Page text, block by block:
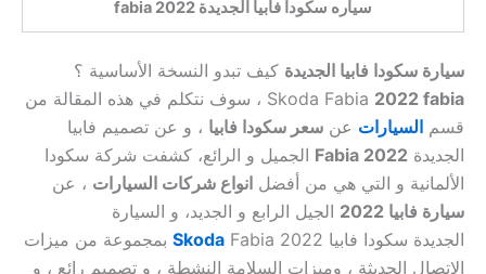
سياره سكودا فابيا الجديدة 2022 fabia
سيارة سكودا فابيا الجديدة كيف تبدو النسخة الأساسية ؟
Skoda Fabia 2022 fabia ، سوف نتكلم في هذه المقالة من
قسم السيارات عن سعر سكودا فابيا ، و عن تصميم فابيا
الجديدة Fabia 2022 الجميل و الرائع، كشفت شركة سكودا
الألمانية و التي هي من أفضل انواع شركات السيارات ، عن
سيارة فابيا 2022
الجيل الرابع و الجديد، و السيارة
الجديدة سكودا فابيا Skoda Fabia 2022
بمجموعة من ميزات
الاتصال الحديثة ، وميزات السلامة النشطة ، و تصميم رائع ، و